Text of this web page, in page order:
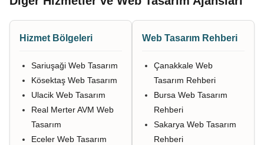
Hizmet Bölgeleri
Sariuşaği Web Tasarım
Kösektaş Web Tasarım
Ulacik Web Tasarım
Real Merter AVM Web
Tasarım
Eceler Web Tasarım
Web Tasarım Rehberi
Çanakkale Web
Tasarım Rehberi
Bursa Web Tasarım
Rehberi
Sakarya Web Tasarım
Rehberi